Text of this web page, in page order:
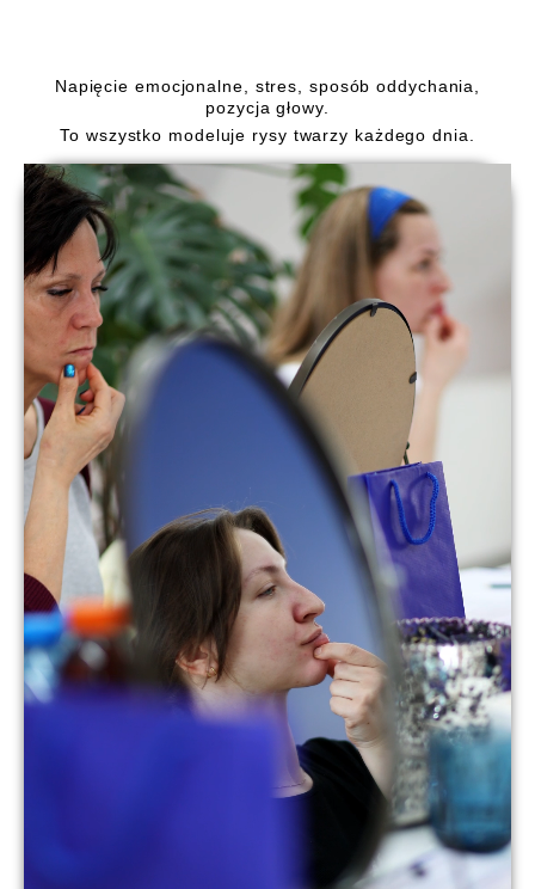
Napięcie emocjonalne, stres, sposób oddychania,
pozycja głowy.
To wszystko modeluje rysy twarzy każdego dnia.